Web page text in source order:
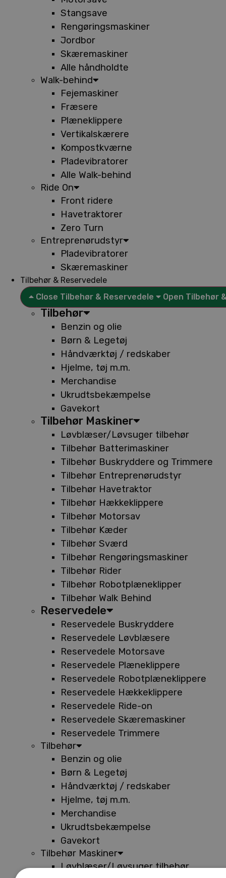
Stangsave
Rengøringsmaskiner
Jordbor
Skæremaskiner
Alle håndholdte
Walk-behind
Fejemaskiner
Fræsere
Plæneklippere
Vertikalskærere
Kompostkværne
Pladevibratorer
Alle Walk-behind
Ride On
Front ridere
Havetraktorer
Zero Turn
Entreprenørudstyr
Pladevibratorer
Skæremaskiner
Tilbehør & Reservedele
Close Tilbehør & Reservedele
Open Tilbehør
Tilbehør
Benzin og olie
Børn & Legetøj
Håndværktøj / redskaber
Hjelme, tøj m.m.
Merchandise
Ukrudtsbekæmpelse
Gavekort
Tilbehør Maskiner
Løvblæser/Løvsuger tilbehør
Tilbehør Batterimaskiner
Tilbehør Buskryddere og Trimmere
Tilbehør Entreprenørudstyr
Tilbehør Havetraktor
Tilbehør Hækkeklippere
Tilbehør Motorsav
Tilbehør Kæder
Tilbehør Sværd
Tilbehør Rengøringsmaskiner
Tilbehør Rider
Tilbehør Robotplæneklipper
Tilbehør Walk Behind
Reservedele
Reservedele Buskryddere
Reservedele Løvblæsere
Reservedele Motorsave
Reservedele Plæneklippere
Reservedele Robotplæneklippere
Reservedele Hækkeklippere
Reservedele Ride-on
Reservedele Skæremaskiner
Reservedele Trimmere
Tilbehør
Benzin og olie
Børn & Legetøj
Håndværktøj / redskaber
Hjelme, tøj m.m.
Merchandise
Ukrudtsbekæmpelse
Gavekort
Tilbehør Maskiner
Løvblæser/Løvsuger tilbehør